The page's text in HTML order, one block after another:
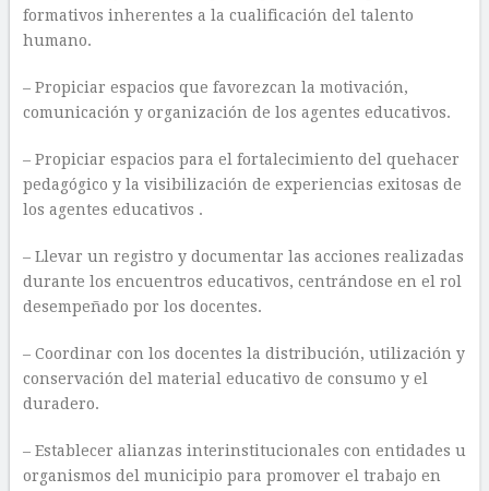
formativos inherentes a la cualificación del talento
humano.
– Propiciar espacios que favorezcan la motivación,
comunicación y organización de los agentes educativos.
– Propiciar espacios para el fortalecimiento del quehacer
pedagógico y la visibilización de experiencias exitosas de
los agentes educativos .
– Llevar un registro y documentar las acciones realizadas
durante los encuentros educativos, centrándose en el rol
desempeñado por los docentes.
– Coordinar con los docentes la distribución, utilización y
conservación del material educativo de consumo y el
duradero.
– Establecer alianzas interinstitucionales con entidades u
organismos del municipio para promover el trabajo en